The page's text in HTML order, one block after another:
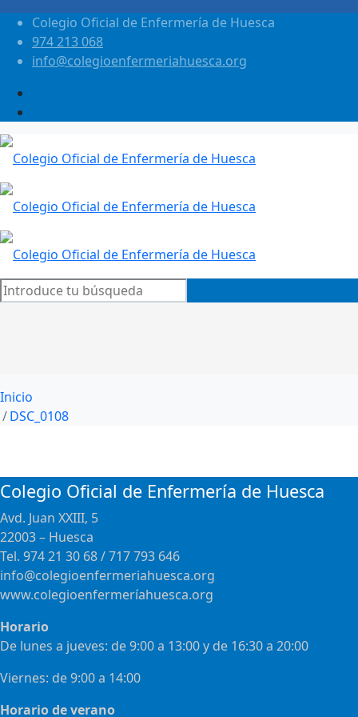
Colegio Oficial de Enfermería de Huesca
974 213 068
info@colegioenfermeriahuesca.org
Inicio
DSC_0108
Colegio Oficial de Enfermería de Huesca
Avd. Juan XXIII, 5
22003 – Huesca
Tel. 974 21 30 68 / 717 793 646
info@colegioenfermeriahuesca.org
www.colegioenfermeríahuesca.org
Horario
De lunes a jueves: de 9:00 a 13:00 y de 16:30 a 20:00
Viernes: de 9:00 a 14:00
Horario de verano